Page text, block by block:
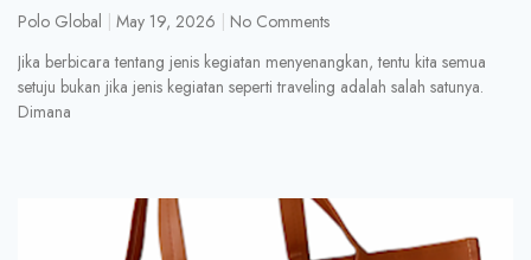
Polo Global May 19, 2026
No Comments
Jika berbicara tentang jenis kegiatan menyenangkan, tentu kita semua
setuju bukan jika jenis kegiatan seperti traveling adalah salah satunya.
Dimana